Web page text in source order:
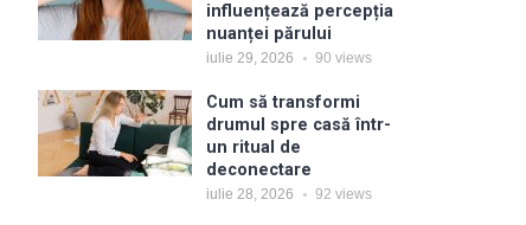
influențează percepția
nuanței părului
iulie 29, 2026 90 views
Cum să transformi
drumul spre casă într-
un ritual de
deconectare
iulie 28, 2026 92 views